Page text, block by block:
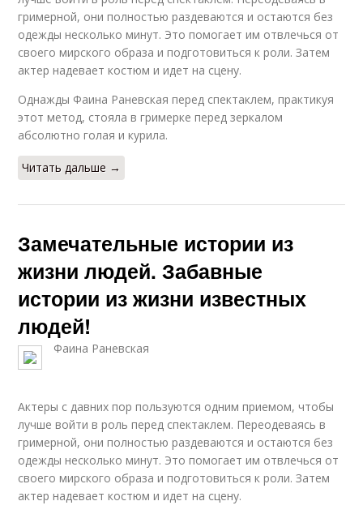
гримерной, они полностью раздеваются и остаются без
одежды несколько минут. Это помогает им отвлечься от
своего мирского образа и подготовиться к роли. Затем
актер надевает костюм и идет на сцену.
Однажды Фаина Раневская перед спектаклем, практикуя
этот метод, стояла в гримерке перед зеркалом
абсолютно голая и курила.
Читать дальше →
Замечательные истории из
жизни людей. Забавные
истории из жизни известных
людей!
Фаина Раневская
Актеры с давних пор пользуются одним приемом, чтобы
лучше войти в роль перед спектаклем. Переодеваясь в
гримерной, они полностью раздеваются и остаются без
одежды несколько минут. Это помогает им отвлечься от
своего мирского образа и подготовиться к роли. Затем
актер надевает костюм и идет на сцену.